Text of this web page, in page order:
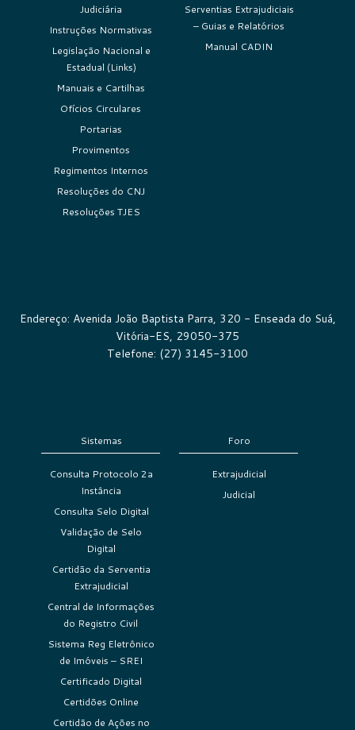
Judiciária
Instruções Normativas
Legislação Nacional e
Estadual (Links)
Manuais e Cartilhas
Ofícios Circulares
Portarias
Provimentos
Regimentos Internos
Resoluções do CNJ
Resoluções TJES
Serventias Extrajudiciais
– Guias e Relatórios
Manual CADIN
Endereço: Avenida João Baptista Parra, 320 - Enseada do Suá,
Vitória-ES, 29050-375
Telefone: (27) 3145-3100
Sistemas
Consulta Protocolo 2a
Instância
Consulta Selo Digital
Validação de Selo
Digital
Certidão da Serventia
Extrajudicial
Central de Informações
do Registro Civil
Sistema Reg Eletrônico
de Imóveis – SREI
Certificado Digital
Certidões Online
Certidão de Ações no
Foro
Extrajudicial
Judicial